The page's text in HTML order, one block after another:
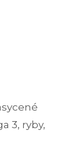
3, ryby,